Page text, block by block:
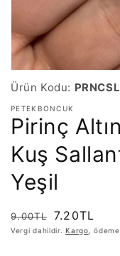
Ürün Kodu:
PETEKBONCUK
Pirinç
Kuş
Yeşil
Normal
fiyat
9.00TL
İndirimli
fiyat
7.20TL
Vergi dahildir.Kargo ,